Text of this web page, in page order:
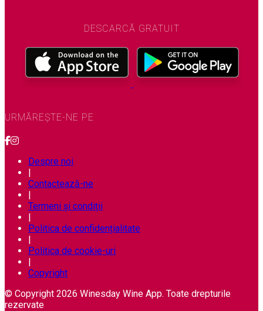
DESCARCĂ GRATUIT
URMĂREȘTE-NE PE
Despre noi
|
Contactează-ne
|
Termeni și condiții
|
Politica de confidențialitate
|
Politica de cookie-uri
|
Copyright
© Copyright 2026 Winesday Wine App. Toate drepturile
rezervate